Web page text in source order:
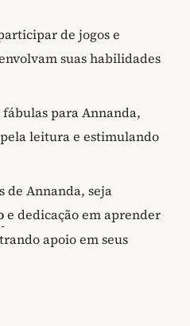
de jogos e
suas habilidades
para Annanda,
leitura e estimulando
de Annanda, seja
e dedicação em aprender
apoio em seus